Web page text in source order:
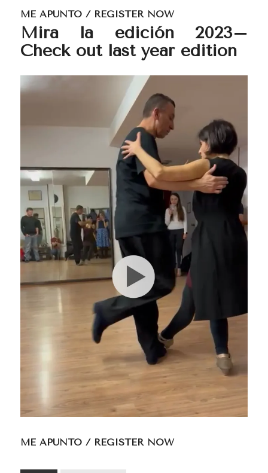
ME APUNTO / REGISTER NOW
Mira la edición 2023–
Check out last year edition
ME APUNTO / REGISTER NOW